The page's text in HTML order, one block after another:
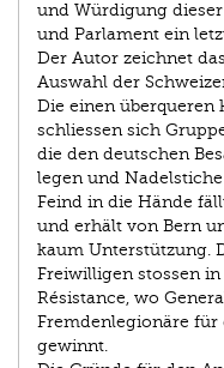
und Würdigung
und Parlament ein
Der Autor zeichnet
Auswahl der
Die einen
schliessen sich
die den deutschen
legen und
Feind in die Hände
und erhält von Bern
kaum Unterstützung.
Freiwilligen stossen
Résistance, wo
Fremdenlegionäre für
gewinnt.